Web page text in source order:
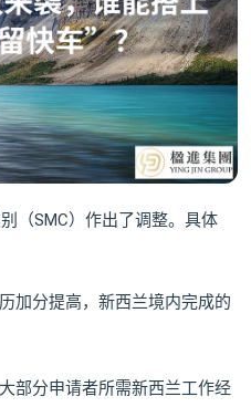
（SMC）作出了调整。具体
加分提高，新西兰境内完成的
部分申请者所需新西兰工作经